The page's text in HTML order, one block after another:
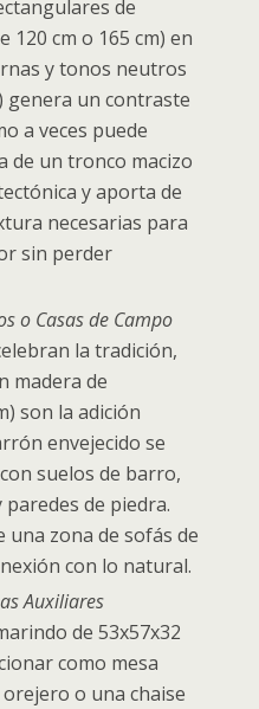
de
120 cm o 165 cm) en
y tonos neutros
genera un contraste
a veces puede
de un tronco macizo
y aporta de
necesarias para
sin perder
o Casas de Campo
la tradición,
madera de
son la adición
envejecido se
suelos de barro,
de piedra.
una zona de sofás de
con lo natural.
Auxiliares
de 53x57x32
como mesa
o una chaise